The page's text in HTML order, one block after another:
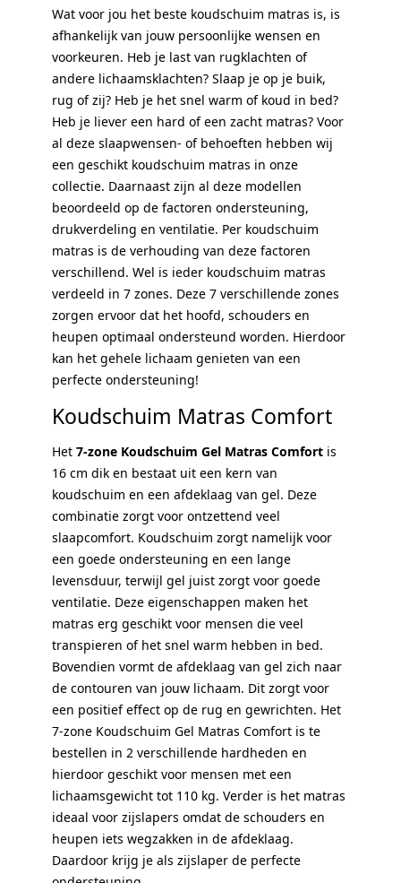
Wat voor jou het beste koudschuim matras is, is
afhankelijk van jouw persoonlijke wensen en
voorkeuren. Heb je last van rugklachten of
andere lichaamsklachten? Slaap je op je buik,
rug of zij? Heb je het snel warm of koud in bed?
Heb je liever een hard of een zacht matras? Voor
al deze slaapwensen- of behoeften hebben wij
een geschikt koudschuim matras in onze
collectie. Daarnaast zijn al deze modellen
beoordeeld op de factoren ondersteuning,
drukverdeling en ventilatie. Per koudschuim
matras is de verhouding van deze factoren
verschillend. Wel is ieder koudschuim matras
verdeeld in 7 zones. Deze 7 verschillende zones
zorgen ervoor dat het hoofd, schouders en
heupen optimaal ondersteund worden. Hierdoor
kan het gehele lichaam genieten van een
perfecte ondersteuning!
Koudschuim Matras Comfort
Het 7-zone Koudschuim Gel Matras Comfort is
16 cm dik en bestaat uit een kern van
koudschuim en een afdeklaag van gel. Deze
combinatie zorgt voor ontzettend veel
slaapcomfort. Koudschuim zorgt namelijk voor
een goede ondersteuning en een lange
levensduur, terwijl gel juist zorgt voor goede
ventilatie. Deze eigenschappen maken het
matras erg geschikt voor mensen die veel
transpieren of het snel warm hebben in bed.
Bovendien vormt de afdeklaag van gel zich naar
de contouren van jouw lichaam. Dit zorgt voor
een positief effect op de rug en gewrichten. Het
7-zone Koudschuim Gel Matras Comfort is te
bestellen in 2 verschillende hardheden en
hierdoor geschikt voor mensen met een
lichaamsgewicht tot 110 kg. Verder is het matras
ideaal voor zijslapers omdat de schouders en
heupen iets wegzakken in de afdeklaag.
Daardoor krijg je als zijslaper de perfecte